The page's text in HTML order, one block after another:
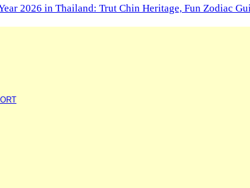
2026 in Thailand: Trut Chin Heritage, Fun Zodiac